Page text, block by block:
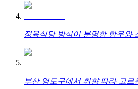
정육식당 방식이 분명한 한우와
부산 영도구에서 취향 따라 고르